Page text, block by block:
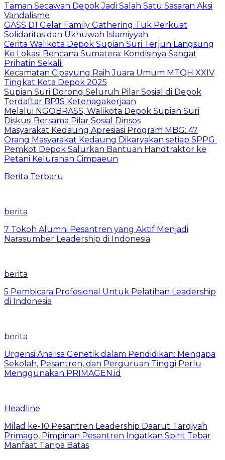
Taman Secawan Depok Jadi Salah Satu Sasaran Aksi
Vandalisme
GASS D1 Gelar Family Gathering Tuk Perkuat
Solidaritas dan Ukhuwah Islamiyyah
Cerita Walikota Depok Supian Suri Terjun Langsung
Ke Lokasi Bencana Sumatera: Kondisinya Sangat
Prihatin Sekali!
Kecamatan Cipayung Raih Juara Umum MTQH XXIV
Tingkat Kota Depok 2025
Supian Suri Dorong Seluruh Pilar Sosial di Depok
Terdaftar BPJS Ketenagakerjaan
Melalui NGOBRASS, Walikota Depok Supian Suri
Diskusi Bersama Pilar Sosial Dinsos
Masyarakat Kedaung Apresiasi Program MBG: 47
Orang Masyarakat Kedaung Dikaryakan setiap SPPG
Pemkot Depok Salurkan Bantuan Handtraktor ke
Petani Kelurahan Cimpaeun
Berita Terbaru
berita
7 Tokoh Alumni Pesantren yang Aktif Menjadi
Narasumber Leadership di Indonesia
berita
5 Pembicara Profesional Untuk Pelatihan Leadership
di Indonesia
berita
Urgensi Analisa Genetik dalam Pendidikan: Mengapa
Sekolah, Pesantren, dan Perguruan Tinggi Perlu
Menggunakan PRIMAGEN.id
Headline
Milad ke-10 Pesantren Leadership Daarut Tarqiyah
Primago, Pimpinan Pesantren Ingatkan Spirit Tebar
Manfaat Tanpa Batas